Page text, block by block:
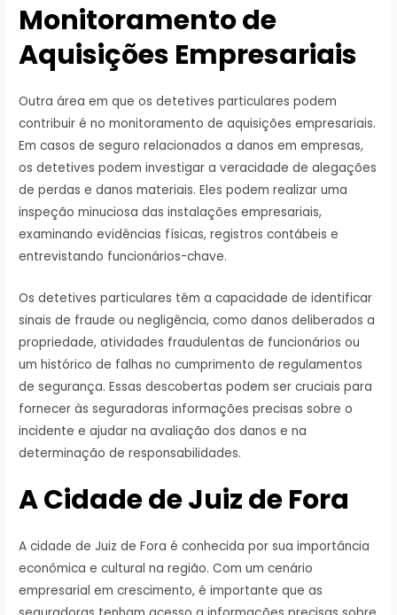
Monitoramento de
Aquisições Empresariais
Outra área em que os detetives particulares podem
contribuir é no monitoramento de aquisições empresariais.
Em casos de seguro relacionados a danos em empresas,
os detetives podem investigar a veracidade de alegações
de perdas e danos materiais. Eles podem realizar uma
inspeção minuciosa das instalações empresariais,
examinando evidências físicas, registros contábeis e
entrevistando funcionários-chave.
Os detetives particulares têm a capacidade de identificar
sinais de fraude ou negligência, como danos deliberados a
propriedade, atividades fraudulentas de funcionários ou
um histórico de falhas no cumprimento de regulamentos
de segurança. Essas descobertas podem ser cruciais para
fornecer às seguradoras informações precisas sobre o
incidente e ajudar na avaliação dos danos e na
determinação de responsabilidades.
A Cidade de Juiz de Fora
A cidade de Juiz de Fora é conhecida por sua importância
econômica e cultural na região. Com um cenário
empresarial em crescimento, é importante que as